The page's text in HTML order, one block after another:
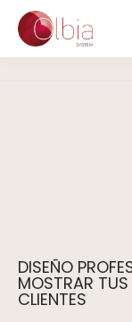
DISEÑO
MOSTRAR
CLIENTES